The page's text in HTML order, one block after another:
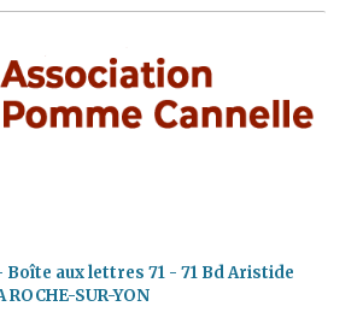
aux lettres 71 - 71 Bd Aristide
SUR-YON